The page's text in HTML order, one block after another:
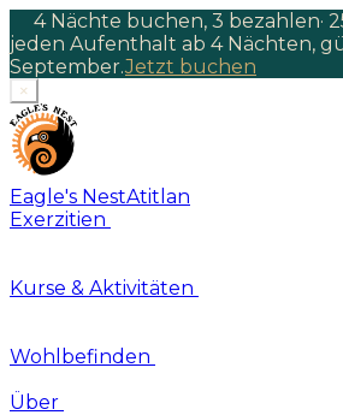
4 Nächte buchen, 3 bezahlen·
jeden Aufenthalt ab 4 Nächten,
September.Jetzt buchen
×
Eagle's NestAtitlan
Exerzitien
Kurse & Aktivitäten
Wohlbefinden
Über